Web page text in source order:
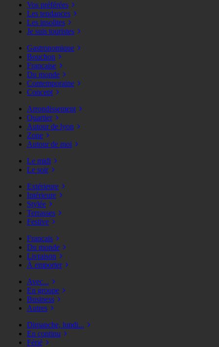
Vos préférées
Les tendances
Les insolites
Je suis touristes
Gastronomique
Bouchon
Française
Du monde
Contemporaine
Concept
Arrondissement
Quartier
Autour de lyon
Zone
Autour de moi
Le midi
Le soir
Extérieure
Intérieure
Stylée
Terrasses
Festive
Français
Du monde
Livraison
À emporter
Avec...
En groupe
Business
Autres
Dimanche, lundi...
En continu
Férié